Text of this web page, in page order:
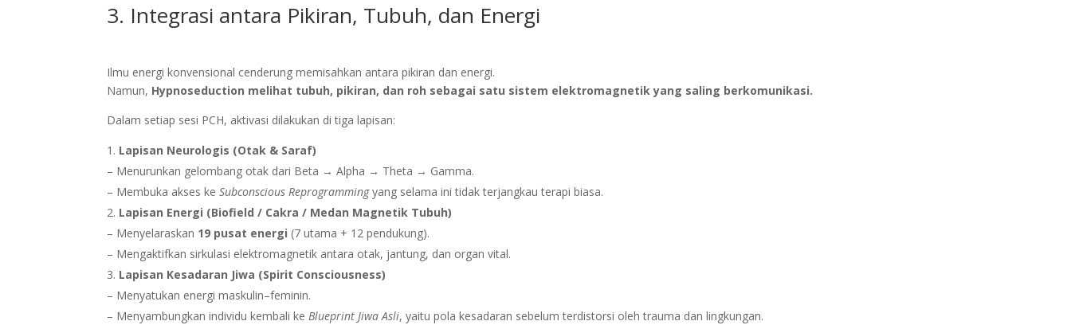
3. Integrasi antara Pikiran, Tubuh, dan Energi
Ilmu energi konvensional cenderung memisahkan antara pikiran dan energi.
Namun, Hypnoseduction melihat tubuh, pikiran, dan roh sebagai satu sistem elektromagnetik yang saling berkomunikasi.
Dalam setiap sesi PCH, aktivasi dilakukan di tiga lapisan:
Lapisan Neurologis (Otak & Saraf)
– Menurunkan gelombang otak dari Beta → Alpha → Theta → Gamma.
– Membuka akses keSubconscious Reprogrammingyang selama ini tidak terjangkau terapi biasa.
Lapisan Energi (Biofield / Cakra / Medan Magnetik Tubuh)
– Menyelaraskan 19 pusat energi (7 utama + 12 pendukung).
– Mengaktifkan sirkulasi elektromagnetik antara otak, jantung, dan organ vital.
Lapisan Kesadaran Jiwa (Spirit Consciousness)
– Menyatukan energi maskulin–feminin.
– Menyambungkan individu kembali keBlueprint Jiwa Asli, yaitu pola kesadaran sebelum terdistorsi oleh trauma dan lingkungan.